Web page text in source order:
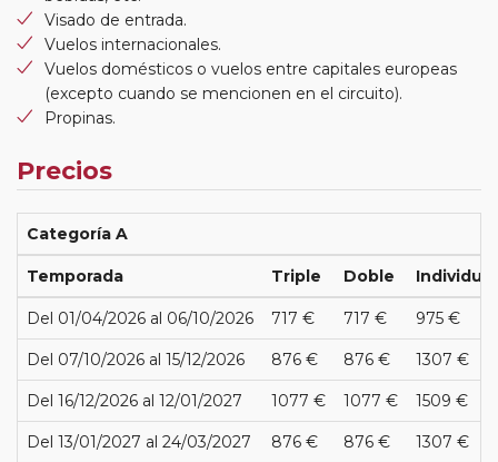
Visado de entrada.
Vuelos internacionales.
Vuelos domésticos o vuelos entre capitales europeas
(excepto cuando se mencionen en el circuito).
Propinas.
Precios
Categoría A
Temporada Triple Doble Individual
Del 01/04/2026 al 06/10/2026 717 € 717 € 975 €
Del 07/10/2026 al 15/12/2026 876 € 876 € 1307 €
Del 16/12/2026 al 12/01/2027 1077 € 1077 € 1509 €
Del 13/01/2027 al 24/03/2027 876 € 876 € 1307 €